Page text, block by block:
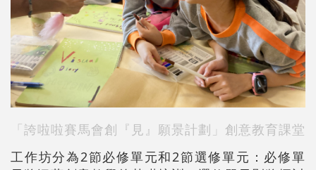
「誇啦啦賽馬會創『見』願景計劃」創意教育課堂
工作坊分為2節必修單元和2節選修單元：必修單